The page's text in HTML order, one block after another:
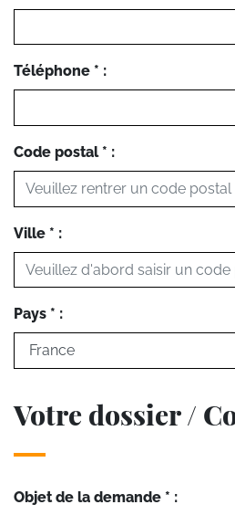
Téléphone * :
Code postal * :
Ville * :
Pays * :
Votre dossier /
Objet de la demande * :